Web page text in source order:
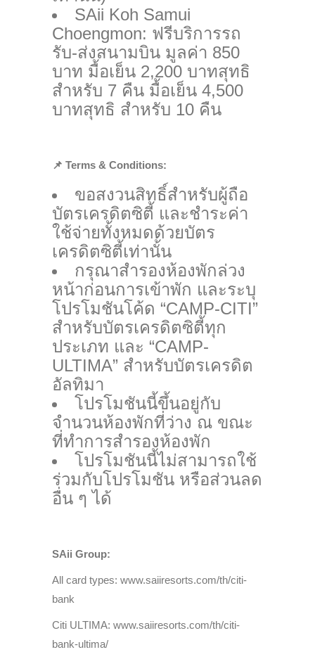
SAii Koh Samui
Choengmon: ฟรีบริการรถ
รับ-ส่งสนามบิน มูลค่า 850
บาท มื้อเย็น 2,200 บาทสุทธิ
สำหรับ 7 คืน มื้อเย็น 4,500
บาทสุทธิ สำหรับ 10 คืน
📌 Terms & Conditions:
ขอสงวนสิทธิ์สำหรับผู้ถือ
บัตรเครดิตซิตี้ และชำระค่า
ใช้จ่ายทั้งหมดด้วยบัตร
เครดิตซิตี้เท่านั้น
กรุณาสำรองห้องพักล่วง
หน้าก่อนการเข้าพัก และระบุ
โปรโมชันโค้ด “CAMP-CITI”
สำหรับบัตรเครดิตซิตี้ทุก
ประเภท และ “CAMP-
ULTIMA” สำหรับบัตรเครดิต
อัลทิมา
โปรโมชันนี้ขึ้นอยู่กับ
จำนวนห้องพักที่ว่าง ณ ขณะ
ที่ทำการสำรองห้องพัก
โปรโมชันนี้ไม่สามารถใช้
ร่วมกับโปรโมชัน หรือส่วนลด
อื่น ๆ ได้
SAii Group:
All card types: www.saiiresorts.com/th/citi-
bank
Citi ULTIMA: www.saiiresorts.com/th/citi-
bank-ultima/